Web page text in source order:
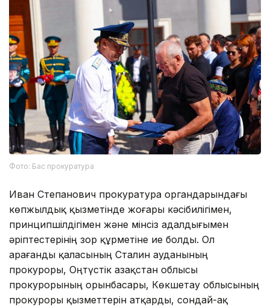
Фото: Бас прокуратура
Иван Степанович прокуратура органдарындағы
көпжылдық қызметінде жоғары кәсібилігімен,
принципшілдігімен және мінсіз адалдығымен
әріптестерінің зор құрметіне ие болды. Ол
Қарағанды қаласының Сталин ауданының
прокуроры, Оңтүстік Қазақстан облысы
прокурорының орынбасары, Көкшетау облысының
прокуроры қызметтерін атқарды, сондай-ақ